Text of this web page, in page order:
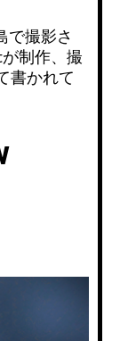
で撮影さ
制作、撮
書かれて